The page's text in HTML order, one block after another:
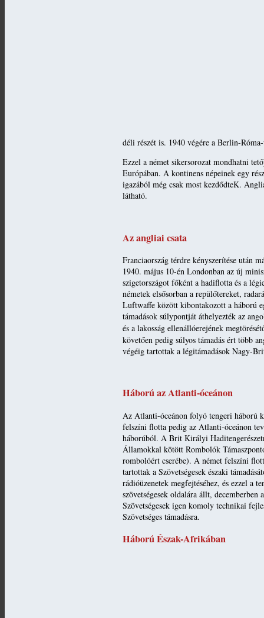
déli részét is. 1940 végére a Berlin-
Ezzel a német sikersorozat mondhatni
Európában. A kontinens népeinek egy
igazából még csak most kezdődteK.
látható.
Az angliai csata
Franciaország térdre kényszerítése után
1940. május 10-én Londonban az új
szigetországot főként a hadiflotta és a
németek elsősorban a repülőtereket,
Luftwaffe között kibontakozott a háború
támadások súlypontját áthelyezték az
és a lakosság ellenállóerejének
követően pedig súlyos támadás ért több
végéig tartottak a légitámadások Nagy-
Háború az Atlanti-óceánon
Az Atlanti-óceánon folyó tengeri háború
felszíni flotta pedig az Atlanti-óceánon
háborúból. A Brit Királyi
Államokkal kötött Rombolók
rombolóért cserébe). A német felszíni
tartottak a Szövetségesek északi
rádióüzenetek megfejtéséhez, és ezzel a
szövetségesek oldalára állt,
Szövetségesek igen komoly technikai
Szövetséges támadásra.
Háború Észak-Afrikában